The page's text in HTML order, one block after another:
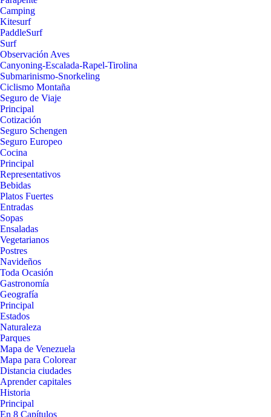
Camping
Kitesurf
PaddleSurf
Surf
Observación Aves
Canyoning-Escalada-Rapel-Tirolina
Submarinismo-Snorkeling
Ciclismo Montaña
Seguro de Viaje
Principal
Cotización
Seguro Schengen
Seguro Europeo
Cocina
Principal
Representativos
Bebidas
Platos Fuertes
Entradas
Sopas
Ensaladas
Vegetarianos
Postres
Navideños
Toda Ocasión
Gastronomía
Geografía
Principal
Estados
Naturaleza
Parques
Mapa de Venezuela
Mapa para Colorear
Distancia ciudades
Aprender capitales
Historia
Principal
En 8 Capítulos